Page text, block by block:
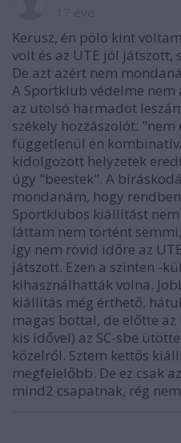
Kerusz, én pölö kint
volt és az UTE jól játszott,
De azt azért nem
A Sportklub védelme
az utolsó harmadot
székely hozzászolót:
függetlenül én
kidolgozott helyzetek
úgy "beestek". A
mondanám, hogy
Sportklubos kiállítást
láttam nem történt
így nem rövid időre az
játszott. Ezen a szinten -
kihasználhatták volna.
kiállítás még érthető,
magas bottal, de előtte
kis idővel) az SC-sbe
közelről. Sztem kettős
megfelelőbb. De ez csak
mind2 csapatnak, rég